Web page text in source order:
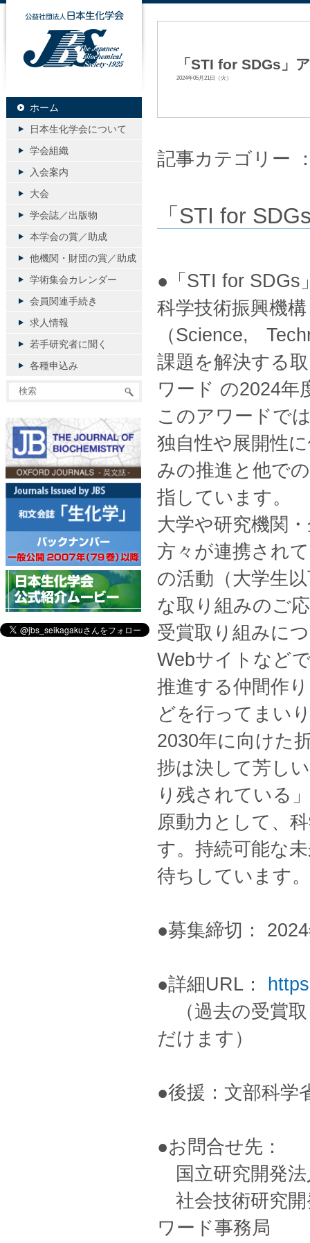
「STI for SDGs」
2024年05月21日（火）
記事カテゴリー
「STI for
●「STI for SDGs
科学技術振興機
（Science,
課題を解決する
ワード の2024年
このアワードで
独自性や展開性
みの推進と他で
指しています。
大学や研究機関
方々が連携され
の活動（大学生
な取り組みのご
受賞取り組みに
Webサイトなど
推進する仲間作
どを行ってまい
2030年に向けた
捗は決して芳し
り残されている
原動力として、
す。持続可能な
待ちしています。
●募集締切：
●詳細URL：
（過去の受賞
だけます）
●後援：文部科学
●お問合せ先：
国立研究開発法
社会技術研究開
ワード事務局
公益社団法人日本生化学会
ホーム
日本生化学会について
学会組織
入会案内
大会
学会誌／出版物
本学会の賞／助成
他機関・財団の賞／助成
学術集会カレンダー
会員関連手続き
求人情報
若手研究者に聞く
各種申込み